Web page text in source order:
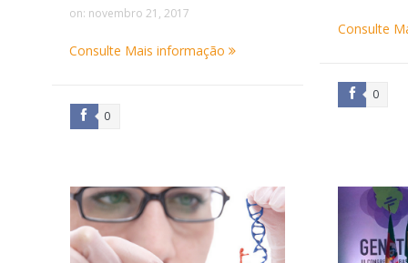
on: novembro 21, 2017
Consulte Mais informação
0
Consulte
0